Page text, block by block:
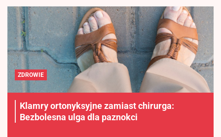
ZDROWIE
Klamry ortonyksyjne zamiast chirurga:
Bezbolesna ulga dla paznokci